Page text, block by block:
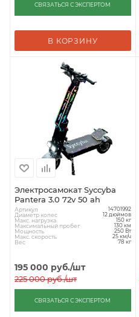
СВЯЗАТЬСЯ С ЭКСПЕРТОМ
В КОРЗИНУ
Электросамокат Syccyba
Pantera 3.0 72v 50 ah
Артикул 14701992
Диаметр колес 12 дюймов
Макс. нагрузка 150 кг
Максимальный пробег 130 км
Мощность 250 Вт
Макс. скорость 25 км/ч
Вес 78 кг
195 000 руб./шт
225 000руб./шт
СВЯЗАТЬСЯ С ЭКСПЕРТОМ